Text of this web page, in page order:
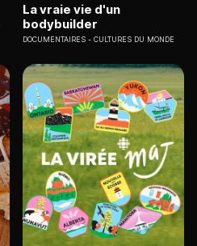
La vraie vie d'un
bodybuilder
DOCUMENTAIRES CULTURES DU MONDE